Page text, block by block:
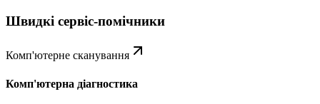
Швидкі сервіс-помічники
Комп'ютерне сканування
Комп'ютерна діагностика